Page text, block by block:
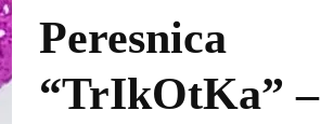
Peresnica
“TrIkOtKa” –